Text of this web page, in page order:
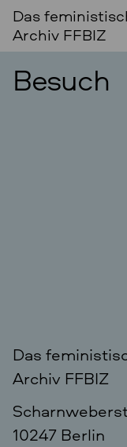
Das
Archiv FFBIZ
Besuch
Das
Archiv FFBIZ
10247 Berlin